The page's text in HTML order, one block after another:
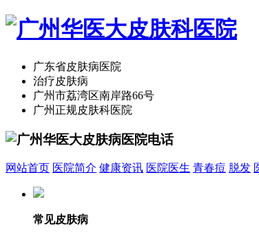
广东省皮肤病医院
治疗皮肤病
广州市荔湾区南岸路66号
广州正规皮肤科医院
网站首页 医院简介 健康资讯 医院医生 青春痘 脱发
常见皮肤病